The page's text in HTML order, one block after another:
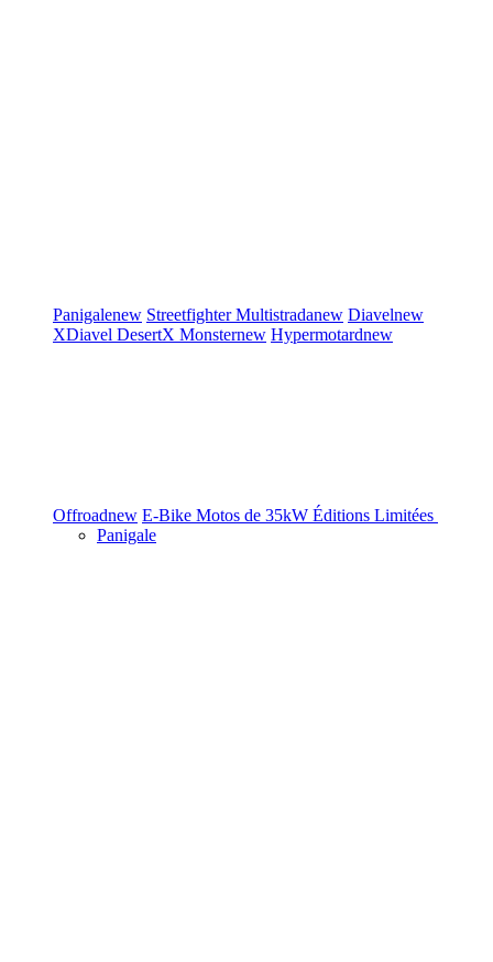
Panigalenew StreetfighterMultistradanew Diavelnew
XDiavel DesertX Monsternew Hypermotardnew
Offroadnew E-Bike Motos de 35kW Éditions Limitées
Panigale